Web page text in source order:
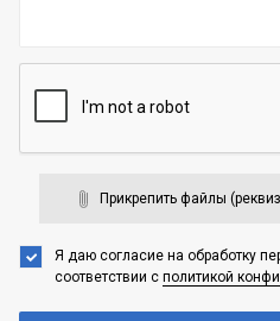
Прикрепить файлы
Я даю согласие на обработку
соответствии с политикой